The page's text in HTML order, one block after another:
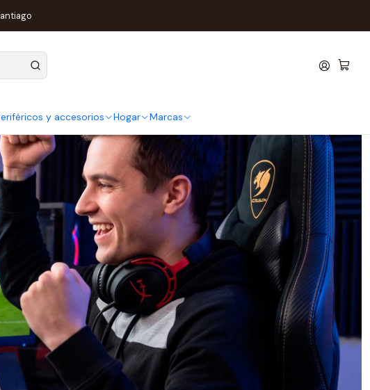
y accesorios Hogar Marcas
que une productividad, fútbol y gaming